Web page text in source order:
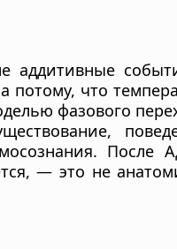
аддитивные
потому, что
фазового
После
— это не